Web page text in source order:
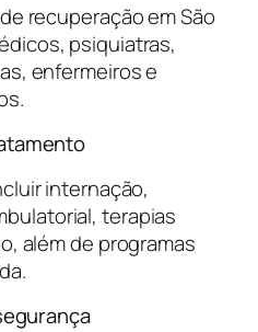
recuperação em São
psiquiatras,
enfermeiros e
internação,
terapias
além de programas